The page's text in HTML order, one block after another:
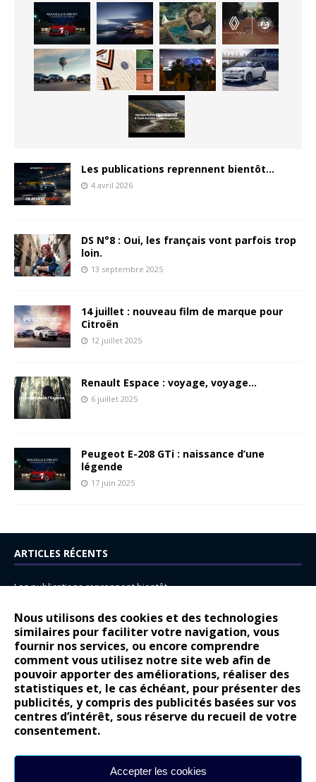
Nous utilisons des cookies et des technologies
similaires pour faciliter votre navigation, vous
fournir nos services, ou encore comprendre
comment vous utilisez notre site web afin de
pouvoir apporter des améliorations, réaliser des
statistiques et, le cas échéant, pour présenter des
publicités, y compris des publicités basées sur vos
centres d’intérêt, sous réserve du recueil de votre
consentement.
Accepter les cookies
Les publications reprennent bientôt…
4 avril 2026
DS N°8 : Oui, les français vont parfois trop
loin.
13 septembre 2025
14 juillet : nouveau film de marque pour
Citroën
12 juillet 2025
Renault Espace : voyage, voyage…
6 juillet 2025
Peugeot E-208 GTi : naissance d’une
légende
17 juin 2025
ARTICLES RÉCENTS
Les publications reprennent bientôt…
14 juillet : nouveau film de marque pour Citroën
Renault Espace : voyage, voyage…
Peugeot E-208 GTi : naissance d’une légende
COMMENTAIRES RÉCENTS
Bernard Dardartdans
Gilly